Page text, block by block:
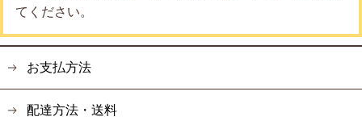
てください。
お支払方法
配達方法・送料